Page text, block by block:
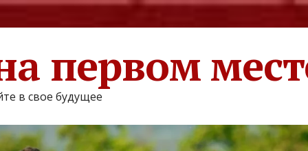
первом
в свое будущее